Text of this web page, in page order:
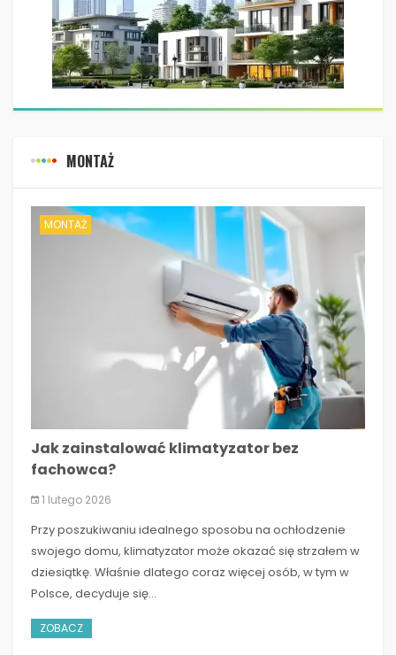
MONTAŻ
MONTAŻ
Jak zainstalować klimatyzator bez
fachowca?
1 lutego 2026
Przy poszukiwaniu idealnego sposobu na ochłodzenie
swojego domu, klimatyzator może okazać się strzałem w
dziesiątkę. Właśnie dlatego coraz więcej osób, w tym w
Polsce, decyduje się...
ZOBACZ